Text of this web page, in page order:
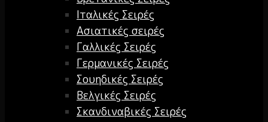
Ιταλικές Σειρές
Ασιατικές σειρές
Γαλλικές Σειρές
Γερμανικές Σειρές
Σουηδικές Σειρές
Βελγικές Σειρές
Σκανδιναβικές Σειρές